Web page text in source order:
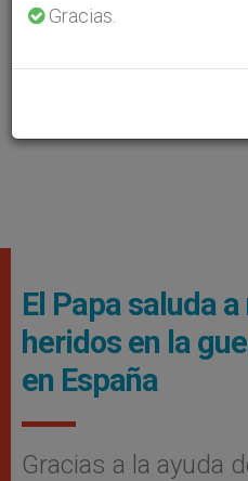
El Papa saluda
heridos en la
en España
Gracias a la ayuda
Gracias.